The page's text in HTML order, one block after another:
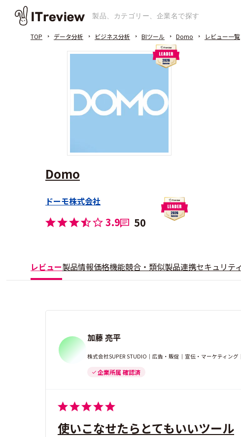
TOP データ分析 ビジネス分析 BIツール Domo レビュー一覧
Domo
ドーモ株式会社
3.9 50
レビュー製品情報価格機能競合・類似製品連携セキュリテ
加藤 亮平
株式会社SUPER STUDIO｜広告・販促｜宣伝・マーケティング
企業所属 確認済
使いこなせたらとてもいいツール